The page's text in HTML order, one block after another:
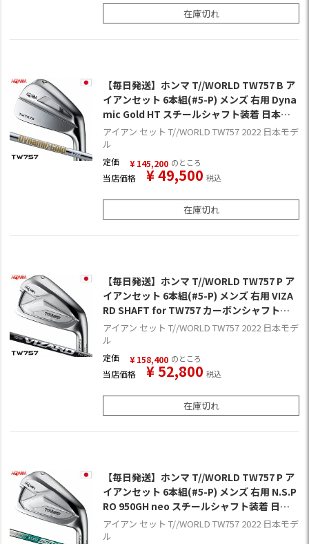
在庫切れ
【毎日発送】ホンマ T//WORLD TW757 B ア
イアンセット 6本組(#5-P) メンズ 右用 Dyna
mic Gold HT スチールシャフト装着 日本正
規品 2022年モデル
アイアン セット T//WORLD TW757 2022 日本モデ
ル
定価 ¥ 145,200 のところ
当店価格 ¥49,500 税込
在庫切れ
【毎日発送】ホンマ T//WORLD TW757 P ア
イアンセット 6本組(#5-P) メンズ 右用 VIZA
RD SHAFT for TW757 カーボンシャフト装
着 日本正規品 2022年モデル
アイアン セット T//WORLD TW757 2022 日本モデ
ル
定価 ¥ 158,400 のところ
当店価格 ¥52,800 税込
在庫切れ
【毎日発送】ホンマ T//WORLD TW757 P ア
イアンセット 6本組(#5-P) メンズ 右用 N.S.P
RO 950GH neo スチールシャフト装着 日本
正規品 2022年モデル
アイアン セット T//WORLD TW757 2022 日本モデ
ル